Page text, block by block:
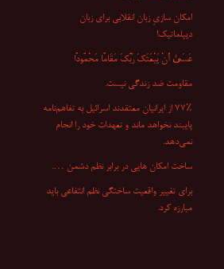
امکان سازیِ زبان انقلابی برای زبان
دیپلماتیک!
عَسَىٰ أَنْ یَبْعَثَکَ رَبُّکَ مَقَامًا مَحْمُودًا
مقاومت ضد زندگی نیست.
۷۷٪ از ایرانیان معتقدند اسرائیل به تفاهم‌نامه
پایبند نخواهد ماند و تعهدات خود را انجام
نمی‌دهد.
ساخت امکان هایی در برابر نظم دشمن ….
برای تغییر واقعیت ساختگی نظم انتفاعی باید
مبارزه کرد.